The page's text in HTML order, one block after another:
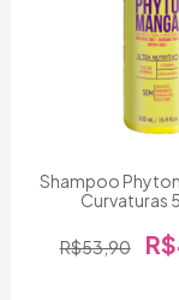
Shampoo
Curvaturas
R$53,90